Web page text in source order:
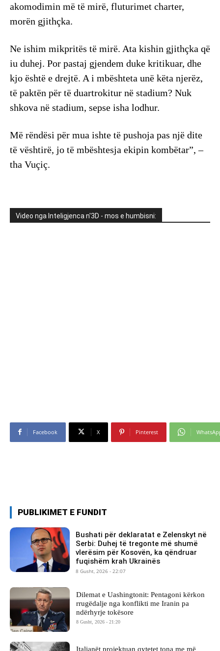
akomodimin më të mirë, fluturimet charter,
morën gjithçka.
Ne ishim mikpritës të mirë. Ata kishin gjithçka që
iu duhej. Por pastaj gjendem duke kritikuar, dhe
kjo është e drejtë. A i mbështeta unë këta njerëz,
të paktën për të duartrokitur në stadium? Nuk
shkova në stadium, sepse isha lodhur.
Më rëndësi për mua ishte të pushoja pas një dite
të vështirë, jo të mbështesja ekipin kombëtar”, –
tha Vuçiç.
Video nga Inteligjenca n'3D - mos e humbisni:
Facebook X Pinterest
PUBLIKIMET E FUNDIT
Bushati për deklaratat e Zelenskyt në
Serbi: Duhej të tregonte më shumë
vlerësim për Kosovën, ka qëndruar
fuqishëm krah Ukrainës
8 Gusht, 2026 - 22:07
Dilemat e Uashingtonit: Pentagoni kërkon
rrugëdalje nga konflikti me Iranin pa
ndërhyrje tokësore
8 Gusht, 2026 - 21:20
Italianët projektuan qytetet tona me më